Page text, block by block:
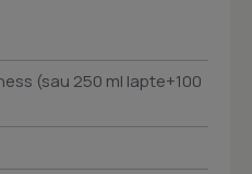
(sau 250 ml lapte+100